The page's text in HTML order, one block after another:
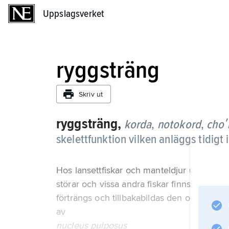
Uppslagsverket
ryggsträng
Skriv ut
ryggsträng, korda, notokord,
skelettfunktion vilken anläggs tidigt
Hos lansettfiskar och manteldjur utgör
störar och vissa andra fiskar finns den
förträngs och tillbakabildas den och
av
nucleus pulposus